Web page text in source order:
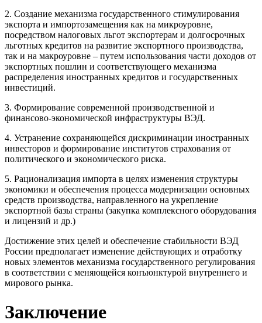
2. Создание механизма государственного стимулирования
экспорта и импортозамещения как на микроуровне,
посредством налоговых льгот экспортерам и долгосрочных
льготных кредитов на развитие экспортного производства,
так и на макроуровне – путем использования части доходов от
экспортных пошлин и соответствующего механизма
распределения иностранных кредитов и государственных
инвестиций.
3. Формирование современной производственной и
финансово-экономической инфраструктуры ВЭД.
4. Устранение сохраняющейся дискриминации иностранных
инвесторов и формирование институтов страхования от
политического и экономического риска.
5. Рационализация импорта в целях изменения структуры
экономики и обеспечения процесса модернизации основных
средств производства, направленного на укрепление
экспортной базы страны (закупка комплексного оборудования
и лицензий и др.)
Достижение этих целей и обеспечение стабильности ВЭД
России предполагает изменение действующих и отработку
новых элементов механизма государственного регулирования
в соответствии с меняющейся конъюнктурой внутреннего и
мирового рынка.
Заключение